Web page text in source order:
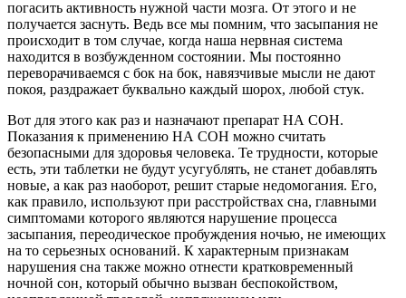
погасить активность нужной части мозга. От этого и не
получается заснуть. Ведь все мы помним, что засыпания не
происходит в том случае, когда наша нервная система
находится в возбужденном состоянии. Мы постоянно
переворачиваемся с бок на бок, навязчивые мысли не дают
покоя, раздражает буквально каждый шорох, любой стук.
Вот для этого как раз и назначают препарат НА СОН.
Показания к применению НА СОН можно считать
безопасными для здоровья человека. Те трудности, которые
есть, эти таблетки не будут усугублять, не станет добавлять
новые, а как раз наоборот, решит старые недомогания. Его,
как правило, используют при расстройствах сна, главными
симптомами которого являются нарушение процесса
засыпания, переодическое пробуждения ночью, не имеющих
на то серьезных оснований. К характерным признакам
нарушения сна также можно отнести кратковременный
ночной сон, который обычно вызван беспокойством,